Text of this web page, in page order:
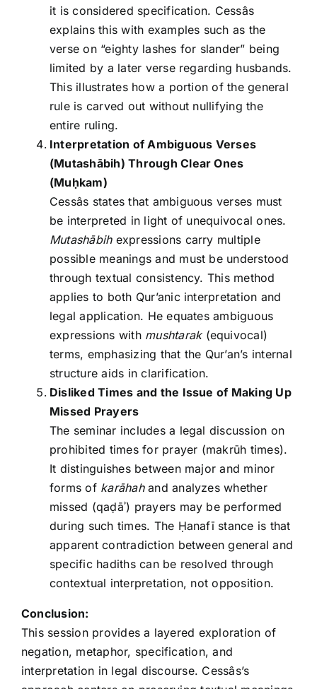
it is considered specification. Cessâs
explains this with examples such as the
verse on “eighty lashes for slander” being
limited by a later verse regarding husbands.
This illustrates how a portion of the general
rule is carved out without nullifying the
entire ruling.
Interpretation of Ambiguous Verses
(Mutashābih) Through Clear Ones
(Muḥkam)
Cessâs states that ambiguous verses must
be interpreted in light of unequivocal ones.
Mutashābihexpressions carry multiple
possible meanings and must be understood
through textual consistency. This method
applies to both Qur’anic interpretation and
legal application. He equates ambiguous
expressions with mushtarak(equivocal)
terms, emphasizing that the Qur’an’s internal
structure aids in clarification.
Disliked Times and the Issue of Making Up
Missed Prayers
The seminar includes a legal discussion on
prohibited times for prayer (makrūh times).
It distinguishes between major and minor
forms of karāhahand analyzes whether
missed (qaḍāʾ) prayers may be performed
during such times. The Ḥanafī stance is that
apparent contradiction between general and
specific hadiths can be resolved through
contextual interpretation, not opposition.
Conclusion:
This session provides a layered exploration of
negation, metaphor, specification, and
interpretation in legal discourse. Cessâs’s